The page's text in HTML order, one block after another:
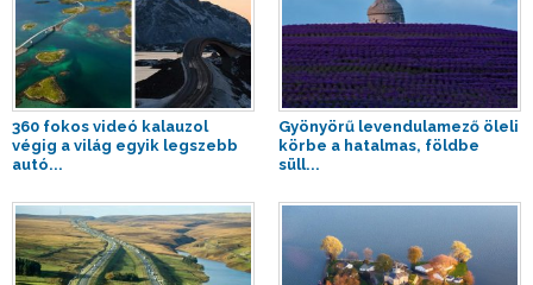
360 fokos videó kalauzol
végig a világ egyik legszebb
autó...
Gyönyörű levendulamező öleli
körbe a hatalmas, földbe
süll...